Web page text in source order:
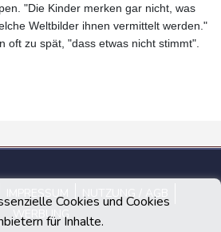
Cookies und Cookies
für Inhalte.
"Die Kinder merken gar nicht, was
Weltbilder ihnen vermittelt werden."
oft zu spät, "dass etwas nicht stimmt".
IMPRESSUM
NUTZUNG / AGB
WERBUNG